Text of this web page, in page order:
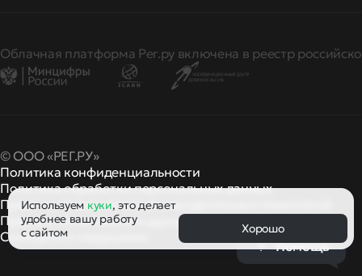
Облачная платформа Рег.ру включена в реестр
© ООО «РЕГ.РУ»
Политика конфиденциальности
Политика обработки персональных данных
Правила применения рекомендательных технологий
Правила пользованияи другие
правила и политики
Сообщить о нарушении
Используем куки, это делает
удобнее вашу работу
с сайтом
Хорошо
Помощь